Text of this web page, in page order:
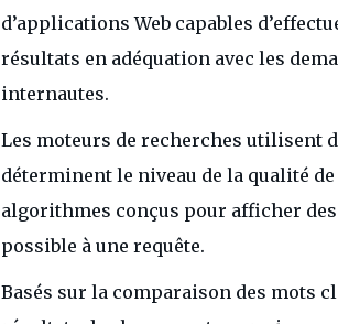
d’applications Web capables
résultats en adéquation avec les
internautes.
Les moteurs de recherches utilisent
déterminent le niveau de la qualité
algorithmes conçus pour afficher
possible à une requête.
Basés sur la comparaison des mots